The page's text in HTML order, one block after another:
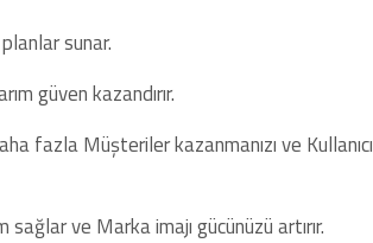
sunar.
güven kazandırır.
fazla Müşteriler kazanmanızı ve Kullanıcı
ve Marka imajı gücünüzü artırır.